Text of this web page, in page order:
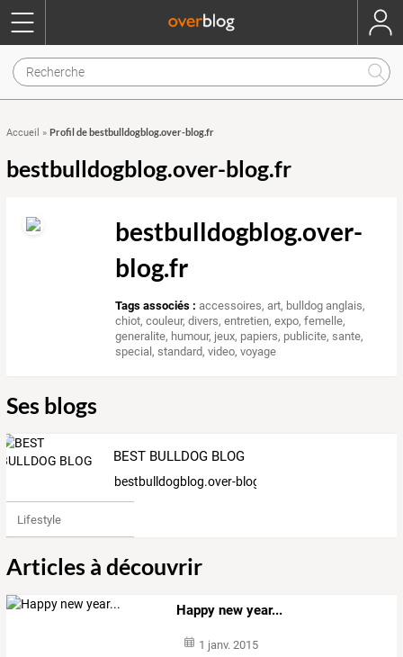
Accueil » Profil de bestbulldogblog.over-blog.fr
bestbulldogblog.over-blog.fr
bestbulldogblog.over-
blog.fr
Tags associés : accessoires,art, bulldog anglais,
chiot,couleur,divers,entretien,expo,femelle,
generalite, humour, jeux, papiers, publicite,sante,
special,standard,video,voyage
Ses blogs
BEST BULLDOG BLOG
bestbulldogblog.over-blog.fr
Lifestyle
Articles à découvrir
Happy new year...
1 janv. 2015